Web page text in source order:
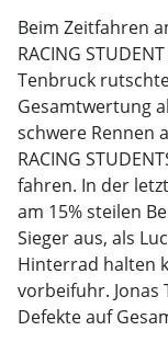
Beim Zeitfahren
RACING
Tenbruck
Gesamtwertung
schwere Rennen
RACING
fahren. In der
am 15% steilen
Sieger aus, als
Hinterrad halten
vorbeifuhr. Jonas
Defekte auf